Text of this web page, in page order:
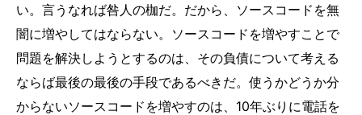
い。言うなれば咎人の枷だ。だから、ソースコードを無
闇に増やしてはならない。ソースコードを増やすことで
問題を解決しようとするのは、その負債について考える
ならば最後の最後の手段であるべきだ。使うかどうか分
からないソースコードを増やすのは、10年ぶりに電話を